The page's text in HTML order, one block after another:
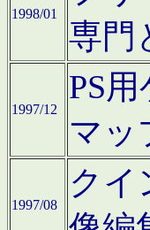
1998/01
専門
1997/12
PS
マッ
1997/08
クイ